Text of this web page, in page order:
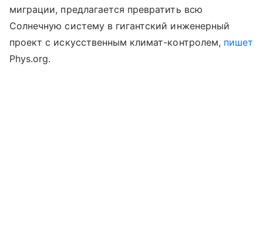
миграции, предлагается превратить всю
Солнечную систему в гигантский инженерный
проект с искусственным климат-контролем, пишет
Phys.org.